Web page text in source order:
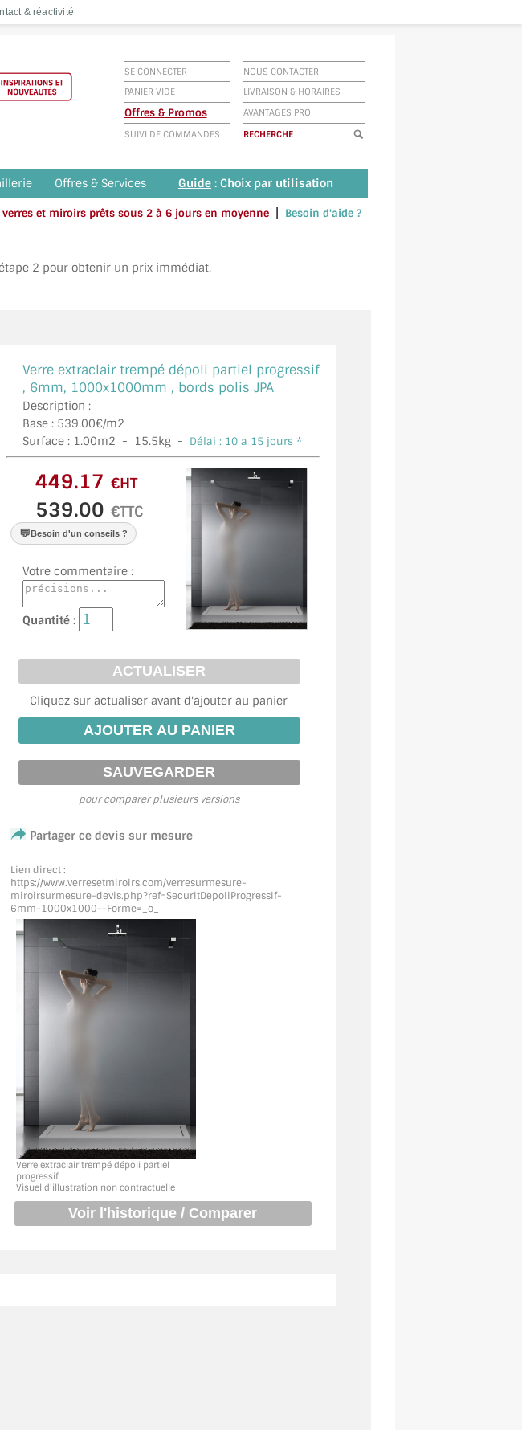
& réactivité
SE CONNECTER
NOUS CONTACTER
PANIER VIDE
LIVRAISON & HORAIRES
Offres & Promos
AVANTAGES PRO
SUIVI DE COMMANDES
Offres & Services Guide : Choix par utilisation
verres et miroirs prêts sous 2 à 6 jours en moyenne| Besoin d'aide ?
2 pour obtenir un prix immédiat.
Verre extraclair trempé dépoli partiel progressif
, 6mm, 1000x1000mm , bords polis JPA
Description :
Base : 539.00€/m2
Surface : 1.00m2 - 15.5kg - Délai : 10 a 15 jours *
€HT
€TTC
💬Besoin d'un conseils ?
Votre commentaire :
Quantité :
Cliquez sur actualiser avant d'ajouter au panier
pour comparer plusieurs versions
Partager ce devis sur mesure
Lien direct :
https://www.verresetmiroirs.com/verresurmesure-
miroirsurmesure-devis.php?ref=SecuritDepoliProgressif-
6mm-1000x1000--Forme=_o_
Verre extraclair trempé dépoli partiel
progressif
Visuel d'illustration non contractuelle